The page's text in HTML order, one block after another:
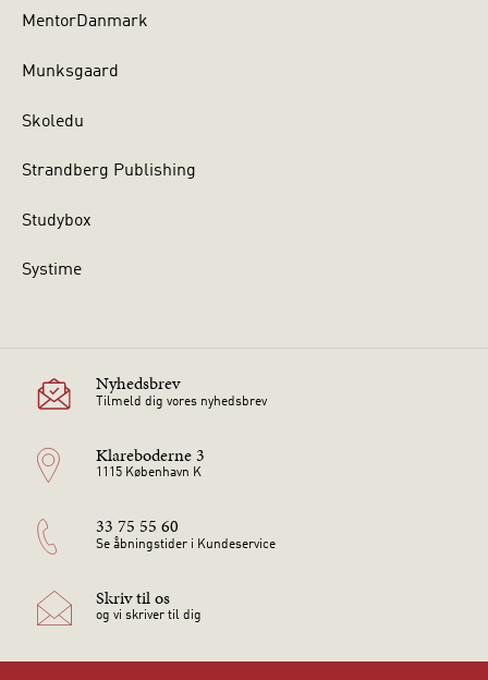
MentorDanmark
Munksgaard
Skoledu
Strandberg Publishing
Studybox
Systime
Nyhedsbrev
Tilmeld dig vores nyhedsbrev
Klareboderne 3
1115 København K
33 75 55 60
Se åbningstider i Kundeservice
Skriv til os
og vi skriver til dig